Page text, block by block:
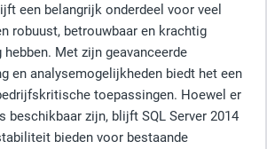
een belangrijk onderdeel voor veel
robuust, betrouwbaar en krachtig
Met zijn geavanceerde
en analysemogelijkheden biedt het een
toepassingen. Hoewel er
beschikbaar zijn, blijft SQL Server 2014
bieden voor bestaande